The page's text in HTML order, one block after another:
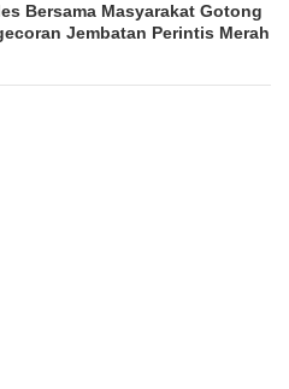
Bersama Masyarakat Gotong
Jembatan Perintis Merah